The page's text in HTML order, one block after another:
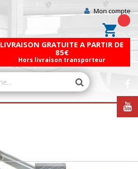
Mon compte
Mon
LIVRAISON GRATUITE A PARTIR DE
85€
Hors livraison transporteur